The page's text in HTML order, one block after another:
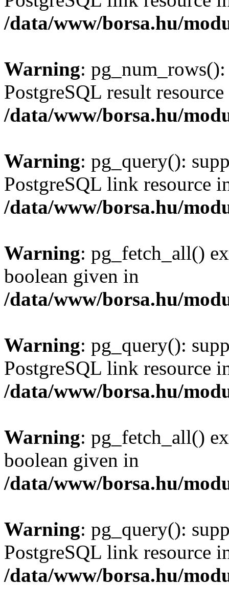
/data/www/borsa.hu/
Warning:
PostgreSQL result
/data/www/borsa.hu/
Warning: pg_query():
PostgreSQL link resource
/data/www/borsa.hu/
Warning: pg_fetch_all()
boolean given in
/data/www/borsa.hu/
Warning: pg_query():
PostgreSQL link resource
/data/www/borsa.hu/
Warning: pg_fetch_all()
boolean given in
/data/www/borsa.hu/
Warning: pg_query():
PostgreSQL link resource
/data/www/borsa.hu/